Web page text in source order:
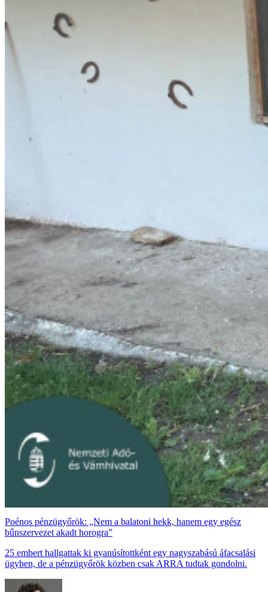
Poénos pénzügyőrök: „Nem a balatoni hekk, hanem egy egész
bűnszervezet akadt horogra”
25 embert hallgattak ki gyanúsítottként egy nagyszabású áfacsalási
ügyben, de a pénzügyőrök közben csak ARRA tudtak gondolni.